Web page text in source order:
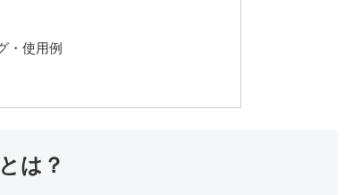
・使用例
は？